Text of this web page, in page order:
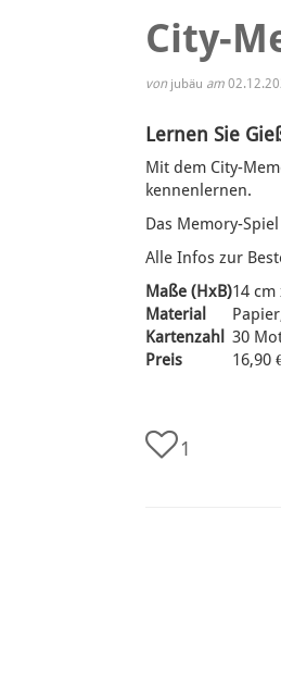
City-
von jubäu am
Lernen Sie
Mit dem City-
kennenlernen.
Das Memory-
Alle Infos zur
Maße (HxB)14 cm
Material
Kartenzahl
30
Preis
16,90
1